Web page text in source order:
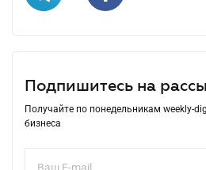
Подпишитесь на
Получайте по понедельникам weekly-
бизнеса